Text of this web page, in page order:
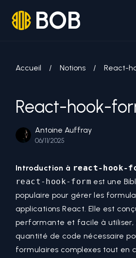
BOB
Accueil / Notions / React-
React-hook-
Antoine Auffray
06/11/2025
Introduction à react-hook-
react-hook-form est une
populaire pour gérer les
applicationsReact. Elle est
performante et facile à utiliser,
quantité de code nécessaire
formulaires complexes tout en